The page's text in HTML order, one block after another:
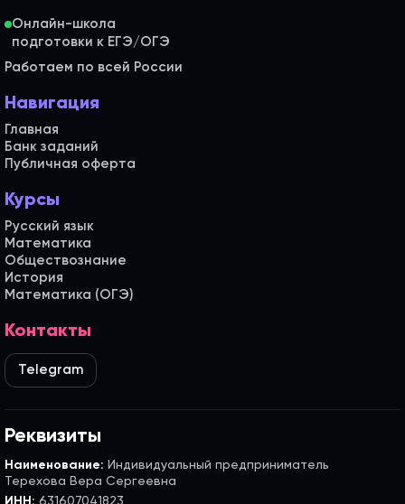
Онлайн-школа
Работаем по всей России
Навигация
Главная
Банк заданий
Публичная оферта
Курсы
Русский язык
Математика
Обществознание
История
Математика (ОГЭ)
Контакты
Telegram
Реквизиты
Наименование: Индивидуальный предприниматель
Терехова Вера Сергеевна
ИНН: 631607041823